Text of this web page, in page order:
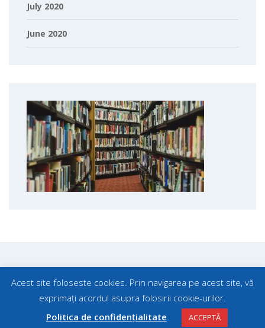
July 2020
June 2020
Search
Acest site foloseste cookies. Prin navigarea pe acest site, vă
exprimați acordul asupra folosirii cookie-urilor.
Politica de confidențialitate
ACCEPTĂ